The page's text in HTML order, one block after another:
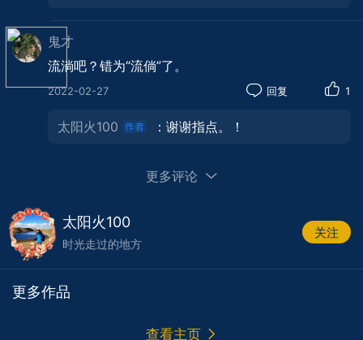
雨后的瑶里，薄雾轻岚，山峦若隐若现，静静
鬼才
流淌吧？错为“流倘”了。
2022-02-27 回复 1
太阳火100 ：谢谢指点。！
更多评论
太阳火100
时光走过的地方
关注
更多作品
查看主页